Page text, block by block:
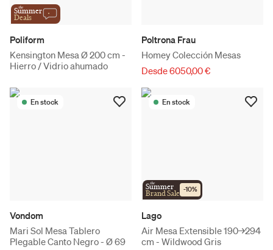
the
Summer
Deals
Poliform
Kensington Mesa Ø 200 cm -
Hierro / Vidrio ahumado
Poltrona Frau
Homey Colección Mesas
Desde 6050,00 €
En stock
Vondom
Mari Sol Mesa Tablero
Plegable Canto Negro - Ø 69
En stock
the
Summer
Brand Sale -10%
Lago
Air Mesa Extensible 190→294
cm - Wildwood Gris